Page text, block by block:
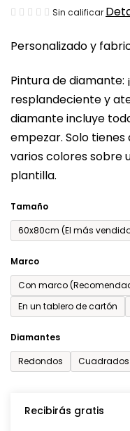
Personalizado y
Pintura de
resplandeciente y
diamante incluye
empezar. Solo
varios colores sobre
plantilla.
Tamaño
60x80cm (El más
Marco
Con marco
En un tablero de cartón
Diamantes
Redondos
Cuadrados
Recibirás gratis
La
media
producto
es
de
0,0
sobre
5
Sin calificar